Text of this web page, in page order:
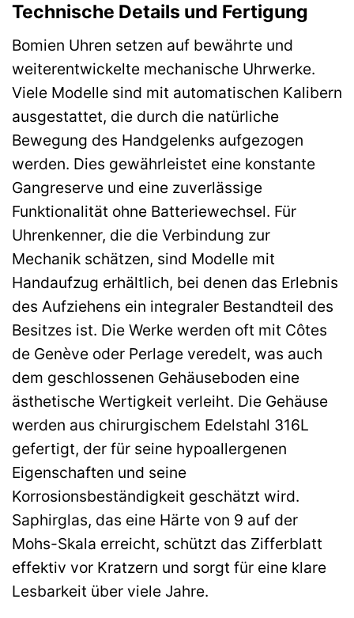
Technische Details und Fertigung
Bomien Uhren setzen auf bewährte und
weiterentwickelte mechanische Uhrwerke.
Viele Modelle sind mit automatischen Kalibern
ausgestattet, die durch die natürliche
Bewegung des Handgelenks aufgezogen
werden. Dies gewährleistet eine konstante
Gangreserve und eine zuverlässige
Funktionalität ohne Batteriewechsel. Für
Uhrenkenner, die die Verbindung zur
Mechanik schätzen, sind Modelle mit
Handaufzug erhältlich, bei denen das Erlebnis
des Aufziehens ein integraler Bestandteil des
Besitzes ist. Die Werke werden oft mit Côtes
de Genève oder Perlage veredelt, was auch
dem geschlossenen Gehäuseboden eine
ästhetische Wertigkeit verleiht. Die Gehäuse
werden aus chirurgischem Edelstahl 316L
gefertigt, der für seine hypoallergenen
Eigenschaften und seine
Korrosionsbeständigkeit geschätzt wird.
Saphirglas, das eine Härte von 9 auf der
Mohs-Skala erreicht, schützt das Zifferblatt
effektiv vor Kratzern und sorgt für eine klare
Lesbarkeit über viele Jahre.